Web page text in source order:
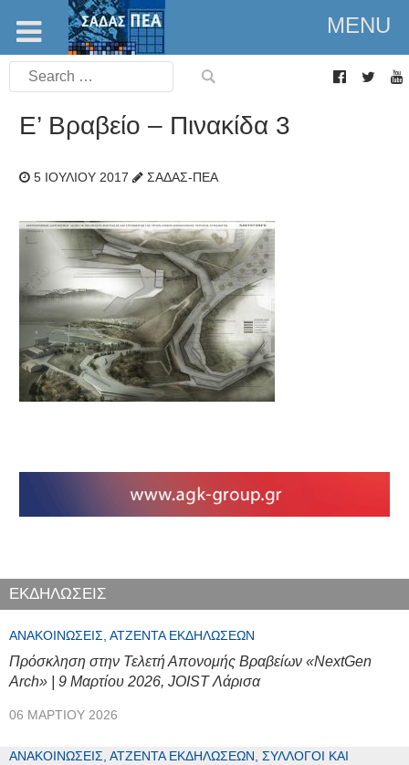
MENU
Search
for:
Ε’ Βραβείο – Πινακίδα 3
5 ΙΟΥΛΊΟΥ 2017 ΣΑΔΑΣ-ΠΕΑ
ΕΚΔΗΛΩΣΕΙΣ
ΑΝΑΚΟΙΝΏΣΕΙΣ, ΑΤΖΈΝΤΑ ΕΚΔΗΛΏΣΕΩΝ
Πρόσκληση στην Τελετή Απονομής Βραβείων «NextGen
Arch» | 9 Μαρτίου 2026, JOIST Λάρισα
06 ΜΑΡΤΊΟΥ 2026
ΑΝΑΚΟΙΝΏΣΕΙΣ, ΑΤΖΈΝΤΑ ΕΚΔΗΛΏΣΕΩΝ, ΣΎΛΛΟΓΟΙ ΚΑΙ